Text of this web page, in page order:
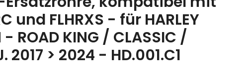
und FLHRXS - für HARLEY
- ROAD KING / CLASSIC /
2017 > 2024 - HD.001.C1